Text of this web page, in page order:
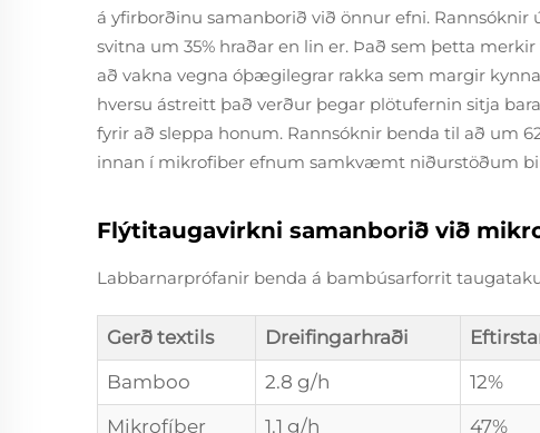
á yfirborðinu samanborið við önnur efni.
svitna um 35% hraðar en lin er. Það sem þetta
að vakna vegna óþægilegrar rakka sem margir
hversu ástreitt það verður þegar plötufernin sitja
fyrir að sleppa honum. Rannsóknir benda til að um
innan í mikrofiber efnum samkvæmt niðurstöðum
Flýtitaugavirkni samanborið við
Labbarnarprófanir benda á bambúsarforrit
Gerð textils Dreifingarhraði
Bamboo
2.8 g/h
12%
Mikrofíber
1.1 g/h
47%